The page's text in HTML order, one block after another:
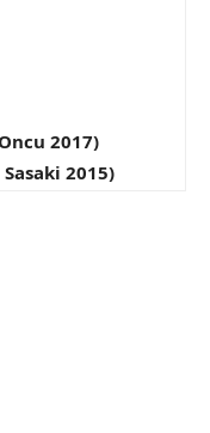
2017)
2015)